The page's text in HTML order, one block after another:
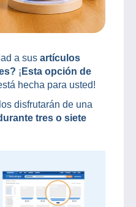
a sus artículos
¡ Esta opción de
hecha para usted!
disfrutarán de una
tres o siete